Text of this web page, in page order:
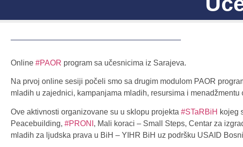
Online #PAOR program sa učesnicima iz Sarajeva.
Na prvoj online sesiji počeli smo sa drugim modulom PAOR
mladih u zajednici, kampanjama mladih, resursima i
Ove aktivnosti organizovane su u sklopu projekta #STaRBiH kojeg
Peacebuilding, #PRONI , Mali koraci – Small Steps, Centar za
mladih za ljudska prava u BiH – YIHR BiH uz podršku USAID